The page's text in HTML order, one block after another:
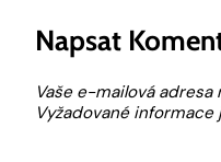
Napsat
Vaše e-mailová
Vyžadované